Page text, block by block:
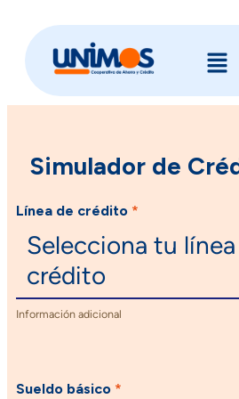
Simulador de
Línea de crédito *
Selecciona tu
crédito
Información adicional
Sueldo básico *